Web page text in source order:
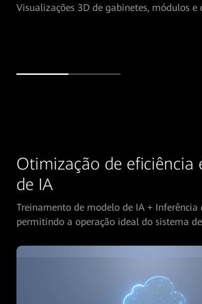
Visualizações 3D de gabinetes, módulos e
Otimização de eficiência
de IA
Treinamento de modelo de IA + Inferência
permitindo a operação ideal do sistema